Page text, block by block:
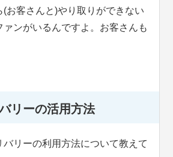
(お客さんと)やり取りができない
ァンがいるんですよ。お客さんも
リーの活用方法
バリーの利用方法について教えて